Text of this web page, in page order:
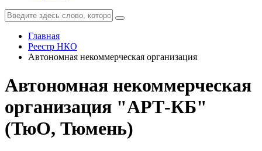
Главная
Реестр НКО
Автономная некоммерческая организация
Автономная некоммерческая
организация "АРТ-КБ"
(ТюО, Тюмень)